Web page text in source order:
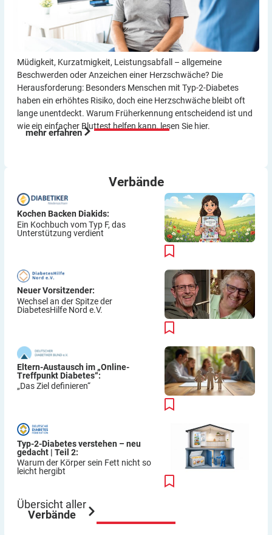
Müdigkeit, Kurzatmigkeit, Leistungsabfall – allgemeine
Beschwerden oder Anzeichen einer Herzschwäche? Die
Herausforderung: Besonders Menschen mit Typ-2-Diabetes
haben ein erhöhtes Risiko, doch eine Herzschwäche bleibt oft
lange unentdeckt. Warum Früherkennung entscheidend ist und
wie ein einfacher Bluttest helfen kann, lesen Sie hier.
mehr erfahren
Verbände
Kochen Backen Diakids:
Ein Kochbuch vom Typ F, das
Unterstützung verdient
Neuer Vorsitzender:
Wechsel an der Spitze der
DiabetesHilfe Nord e.V.
Eltern-Austausch im „Online-
Treffpunkt Diabetes“:
„Das Ziel definieren“
Typ-2-Diabetes verstehen – neu
gedacht | Teil 2:
Warum der Körper sein Fett nicht so
leicht hergibt
Übersicht aller
Verbände